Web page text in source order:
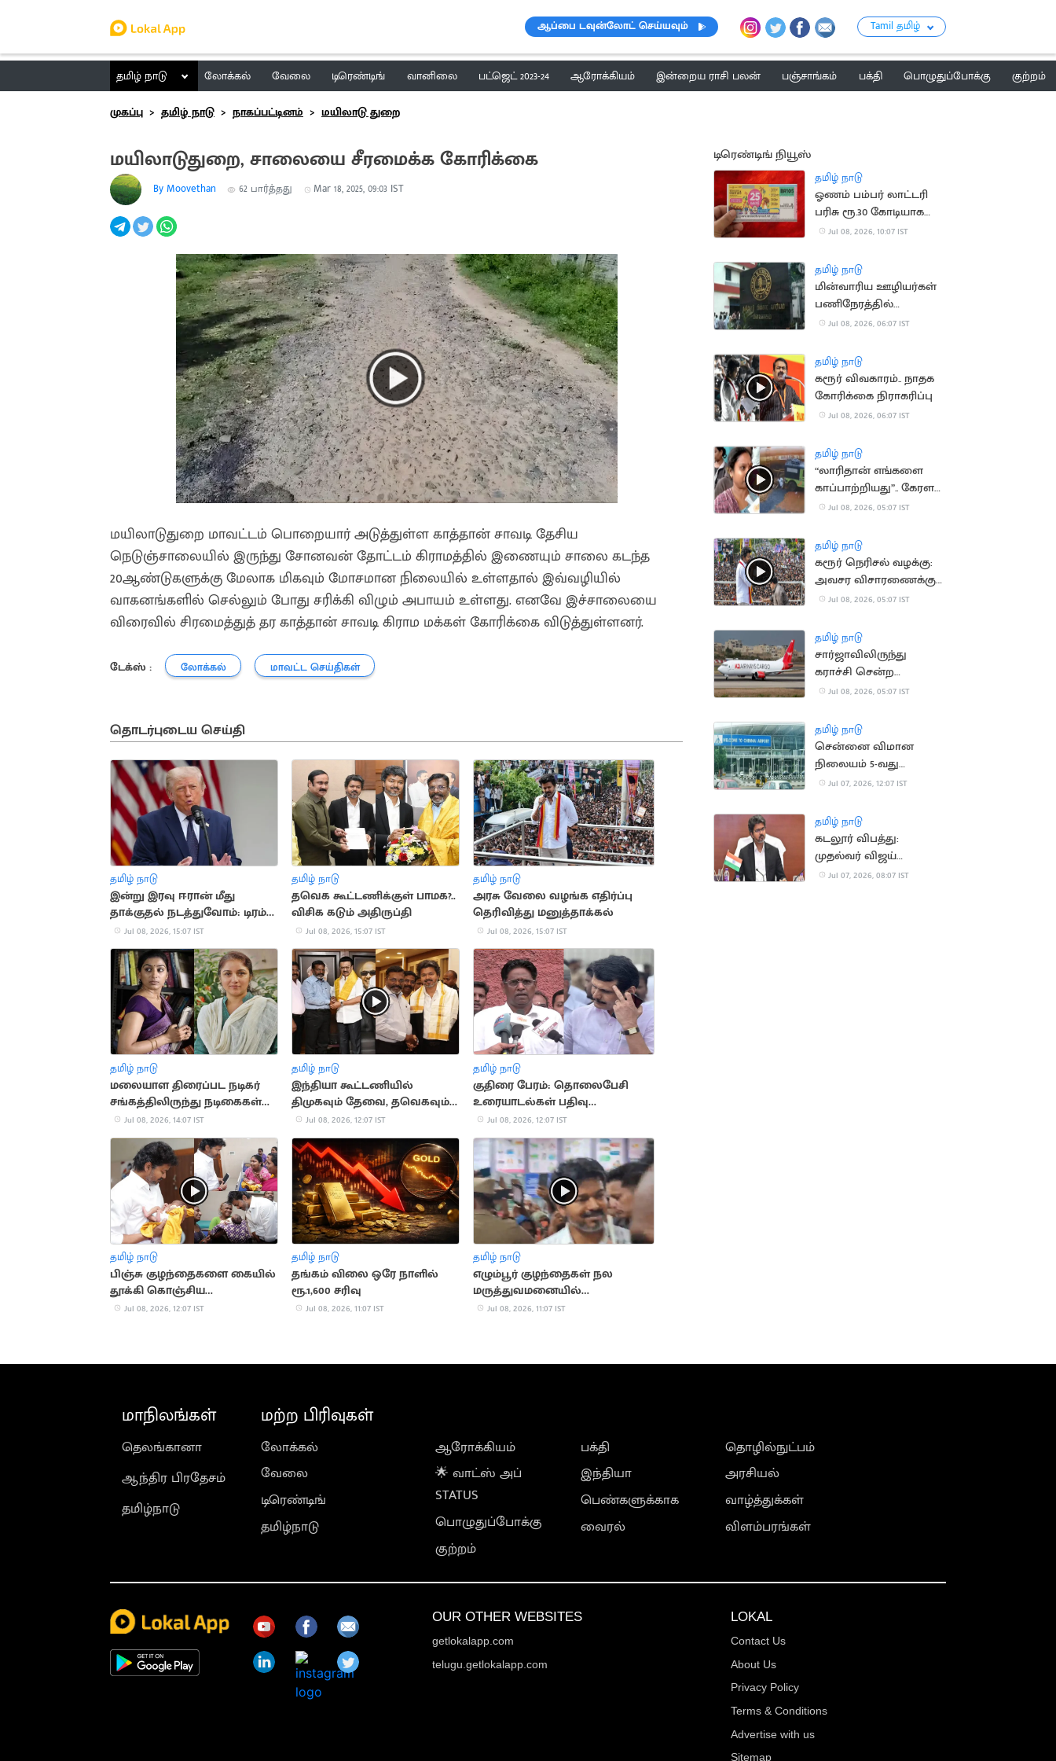
ஆப்பை டவுன்லோட் செய்யவும் Tamil தமிழ்
தமிழ் நாடு லோக்கல் வேலை டிரெண்டிங் வானிலை பட்ஜெட் 2023-24 ஆரோக்கியம் இன்றைய ராசி பலன் பஞ்சாங்கம் பக்தி பொழுதுப்போக்கு
குற்றம்
முகப்பு
தமிழ் நாடு நாகப்பட்டினம் மயிலாடு துறை
மயிலாடுதுறை, சாலையை சீரமைக்க கோரிக்கை
By Moovethan 62 பார்த்தது Mar 18, 2025, 09:03 IST
மயிலாடுதுறை மாவட்டம் பொறையார் அடுத்துள்ள காத்தான் சாவடி தேசிய
நெடுஞ்சாலையில் இருந்து சோனவன் தோட்டம் கிராமத்தில் இணையும் சாலை கடந்த
20ஆண்டுகளுக்கு மேலாக மிகவும் மோசமான நிலையில் உள்ளதால் இவ்வழியில்
வாகனங்களில் செல்லும் போது சரிக்கி விழும் அபாயம் உள்ளது. எனவே இச்சாலையை
விரைவில் சிரமைத்துத் தர காத்தான் சாவடி கிராம மக்கள் கோரிக்கை விடுத்துள்ளனர்.
டேக்ஸ் : லோக்கல் மாவட்ட செய்திகள்
தொடர்புடைய செய்தி
தமிழ் நாடு
இன்று இரவு ஈரான் மீது
தாக்குதல் நடத்துவோம்: டிரம்ப்
அதிரடி
Jul 08, 2026, 15:07 IST
தமிழ் நாடு
தவெக கூட்டணிக்குள் பாமக?..
விசிக கடும் அதிருப்தி
Jul 08, 2026, 15:07 IST
தமிழ் நாடு
அரசு வேலை வழங்க எதிர்ப்பு
தெரிவித்து மனுத்தாக்கல்
Jul 08, 2026, 15:07 IST
தமிழ் நாடு
மலையாள திரைப்பட நடிகர்
சங்கத்திலிருந்து நடிகைகள்
ரேவதி, பத்மபிரியா விலகல்
Jul 08, 2026, 14:07 IST
தமிழ் நாடு
இந்தியா கூட்டணியில்
திமுகவும் தேவை, தவெகவும்
தேவை - திருமாவளவன் பேட்டி
Jul 08, 2026, 12:07 IST
தமிழ் நாடு
குதிரை பேரம்: தொலைபேசி
உரையாடல்கள் பதிவு
செய்யப்படவில்லை - திமுக தரப்பு
Jul 08, 2026, 12:07 IST
தமிழ் நாடு
பிஞ்சு குழந்தைகளை கையில்
தூக்கி கொஞ்சிய
முதலமைச்சர் விஜய்
Jul 08, 2026, 12:07 IST
தமிழ் நாடு
தங்கம் விலை ஒரே நாளில்
ரூ.1,600 சரிவு
Jul 08, 2026, 11:07 IST
தமிழ் நாடு
எழும்பூர் குழந்தைகள் நல
மருத்துவமனையில்
முதலமைச்சர் விஜய் ஆய்வு
Jul 08, 2026, 11:07 IST
டிரெண்டிங் நியூஸ்
தமிழ் நாடு
ஓணம் பம்பர் லாட்டரி
பரிசு ரூ.30 கோடியாக
உயர்வு
Jul 08, 2026, 10:07 IST
தமிழ் நாடு
மின்வாரிய ஊழியர்கள்
பணிநேரத்தில்
அடையாள அட்டை
கட்டாயம்
Jul 08, 2026, 06:07 IST
தமிழ் நாடு
கரூர் விவகாரம்.. நாதக
கோரிக்கை நிராகரிப்பு
Jul 08, 2026, 06:07 IST
தமிழ் நாடு
“லாரிதான் எங்களை
காப்பாற்றியது”.. கேரள
நிலச்சரிவில் சிக்கி
Jul 08, 2026, 05:07 IST
தமிழ் நாடு
கரூர் நெரிசல் வழக்கு:
அவசர விசாரணைக்கு
மதுரை கிளை மறுப்பு
Jul 08, 2026, 05:07 IST
தமிழ் நாடு
சார்ஜாவிலிருந்து
கராச்சி சென்ற
விமானம் 5 பேருடன்
Jul 08, 2026, 05:07 IST
தமிழ் நாடு
சென்னை விமான
நிலையம் 5-வது
இடத்தையும் இழக்கும்
Jul 07, 2026, 12:07 IST
தமிழ் நாடு
கடலூர் விபத்து:
முதல்வர் விஜய்
ஆறுதல், நிதியுதவி
Jul 07, 2026, 08:07 IST
மாநிலங்கள்
தெலங்கானா
ஆந்திர பிரதேசம்
தமிழ்நாடு
மற்ற பிரிவுகள்
லோக்கல்
வேலை
டிரெண்டிங்
தமிழ்நாடு
ஆரோக்கியம்
🌟 வாட்ஸ் அப்
STATUS
பொழுதுப்போக்கு
குற்றம்
பக்தி
இந்தியா
பெண்களுக்காக
வைரல்
தொழில்நுட்பம்
அரசியல்
வாழ்த்துக்கள்
விளம்பரங்கள்
OUR OTHER WEBSITES
getlokalapp.com
telugu.getlokalapp.com
LOKAL
Contact Us
About Us
Privacy Policy
Terms & Conditions
Advertise with us
Sitemap